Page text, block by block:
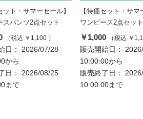
ット・サマーセール】
スパンツ2点セット
（税込 ￥1,100 ）
日： 2026/07/28
から
日： 2026/08/25
まで
【特価セット・サマ
ワンピース2点セット
￥1,000 （税込 ￥
販売開始日：
10:00:00から
販売終了日：
10:00:00まで